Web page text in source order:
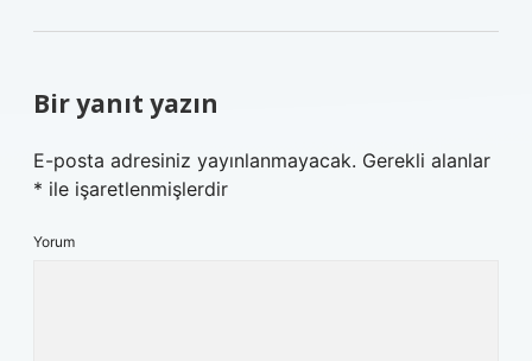
Bir yanıt yazın
E-posta adresiniz yayınlanmayacak. Gerekli alanlar
* ile işaretlenmişlerdir
Yorum